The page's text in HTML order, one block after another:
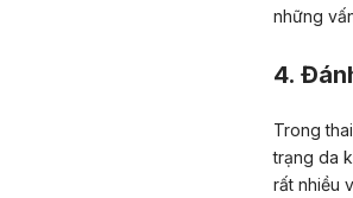
những
4.
Trong
trạng da
rất nhiều